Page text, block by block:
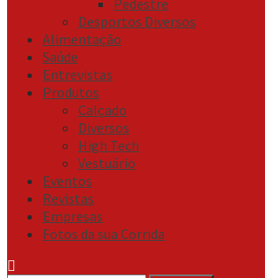
Pedestre
Desportos Diversos
Alimentação
Saúde
Entrevistas
Produtos
Calçado
Diversos
High Tech
Vestuário
Eventos
Revistas
Empresas
Fotos da sua Corrida